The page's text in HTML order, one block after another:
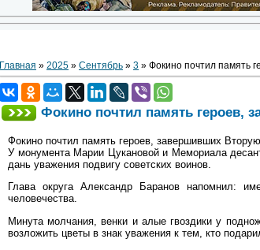
Главная » 2025 » Сентябрь » 3 » Фокино почтил память
Фокино почтил память героев,
Фокино почтил память героев, завершивших
У монумента Марии Цукановой и Мемориала
дань уважения подвигу советских воинов.
Глава округа Александр Баранов напомнил:
человечества.
Минута молчания, венки и алые гвоздики у
возложить цветы в знак уважения к тем, кто